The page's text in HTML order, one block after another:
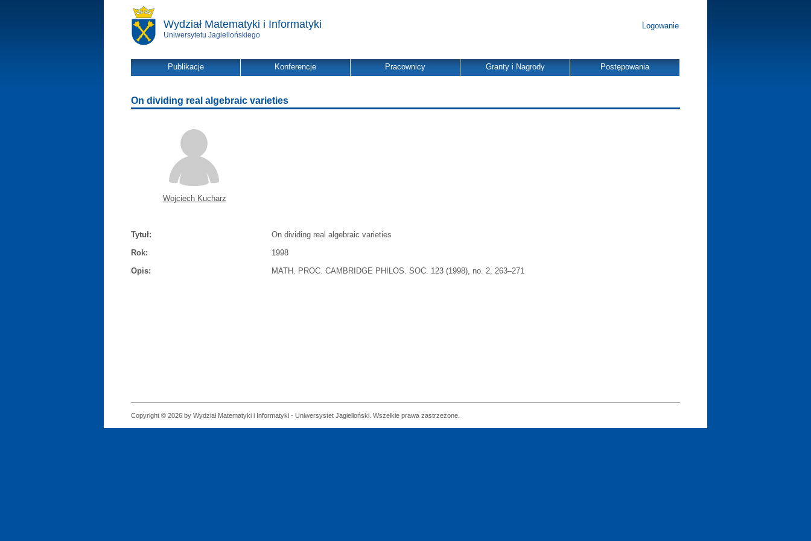
Wydział Matematyki i Informatyki
Uniwersytetu Jagiellońskiego
Logowanie
Publikacje Konferencje Pracownicy Granty i Nagrody Postępowania
On dividing real algebraic varieties
Wojciech Kucharz
Tytuł:
On dividing real algebraic varieties
Rok:
1998
Opis:
MATH. PROC. CAMBRIDGE PHILOS. SOC. 123 (1998), no. 2, 263–271
Copyright © 2026 by Wydział Matematyki i Informatyki - Uniwersystet Jagielloński. Wszelkie prawa zastrzeżone.